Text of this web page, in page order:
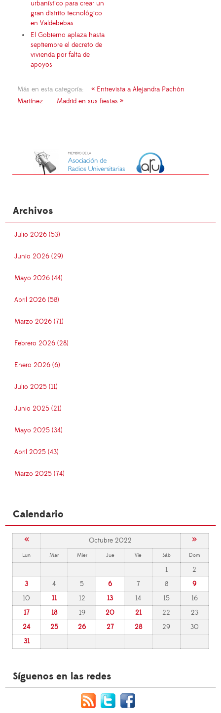
urbanístico para crear un
gran distrito tecnológico
en Valdebebas
El Gobierno aplaza hasta
septiembre el decreto de
vivienda por falta de
apoyos
Más en esta categoría:
« Entrevista a Alejandra Pachón
Martínez
Madrid en sus fiestas »
Archivos
Julio 2026 (53)
Junio 2026 (29)
Mayo 2026 (44)
Abril 2026 (58)
Marzo 2026 (71)
Febrero 2026 (28)
Enero 2026 (6)
Julio 2025 (11)
Junio 2025 (21)
Mayo 2025 (34)
Abril 2025 (43)
Marzo 2025 (74)
Calendario
« Octubre 2022 »
Lun Mar Mier Jue Vie Sáb Dom
1
2
3
4 5 6 7 8
9
10
11 12 13 14 15
16
17
18 19 20 21 22
23
24
25 26 27 28 29
30
31
Síguenos en las redes